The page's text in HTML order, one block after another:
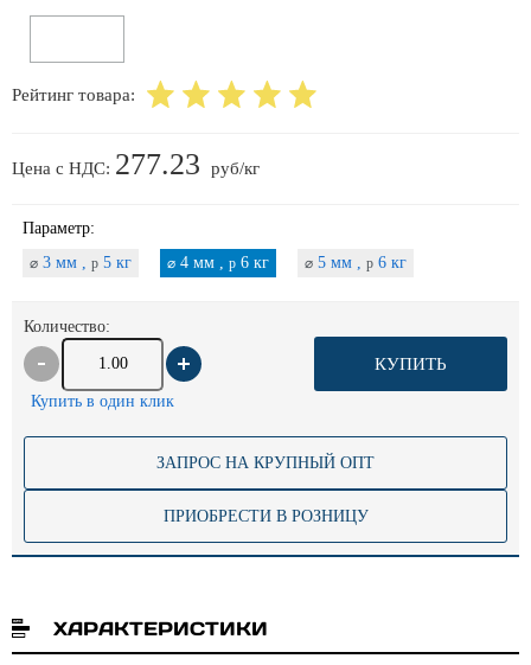
Рейтинг товара:
Цена с НДС: 277.23 руб/кг
Параметр:
⌀ 3 мм , p 5 кг ⌀ 4 мм , p 6 кг ⌀ 5 мм , p 6 кг
Количество:
КУПИТЬ
Купить в один клик
ЗАПРОС НА КРУПНЫЙ ОПТ
ПРИОБРЕСТИ В РОЗНИЦУ
ХАРАКТЕРИСТИКИ